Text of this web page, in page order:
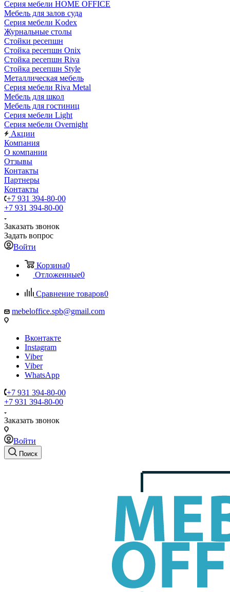
Серия мебели HOME OFFICE
Мебель для залов суда
Серия мебели Kodex
Журнальные столы
Стойки ресепшн
Стойка ресепшн Onix
Стойка ресепшн Riva
Стойка ресепшн Style
Металлическая мебель
Серия мебели Riva Metal
Мебель для школ
Мебель для гостиниц
Серия мебели Light
Серия мебели Overnight
Акции
Компания
О компании
Отзывы
Контакты
Партнеры
Контакты
+7 931 394-80-00
+7 931 394-80-00
Заказать звонок
Задать вопрос
Войти
Корзина0
Отложенные0
Сравнение товаров0
mebeloffice.spb@gmail.com
Вконтакте
Instagram
Viber
Viber
WhatsApp
+7 931 394-80-00
+7 931 394-80-00
Заказать звонок
Войти
Поиск